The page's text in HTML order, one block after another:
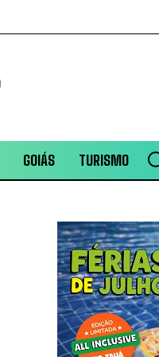
GOIÁS TURISMO